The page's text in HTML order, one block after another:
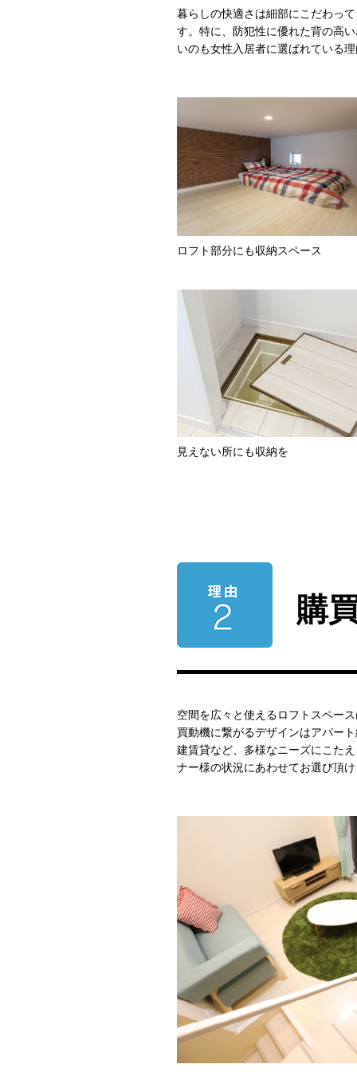
暮らしの快適さは細部にこだわっ
す。特に、防犯性に優れた背の高
いのも女性入居者に選ばれている
ロフト部分にも収納スペース
見えない所にも収納を
購
空間を広々と使えるロフトスペー
買動機に繋がるデザインはアパー
建賃貸など、多様なニーズにこた
ナー様の状況にあわせてお選び頂